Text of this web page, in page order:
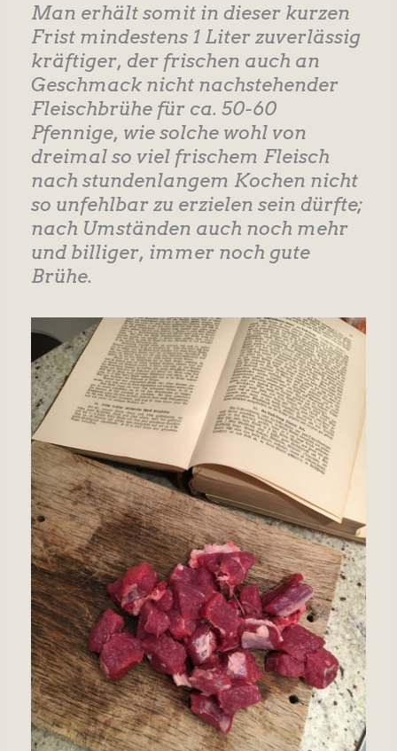
Man erhält somit in dieser kurzen
Frist mindestens 1 Liter zuverlässig
kräftiger, der frischen auch an
Geschmack nicht nachstehender
Fleischbrühe für ca. 50-60
Pfennige, wie solche wohl von
dreimal so viel frischem Fleisch
nach stundenlangem Kochen nicht
so unfehlbar zu erzielen sein dürfte;
nach Umständen auch noch mehr
und billiger, immer noch gute
Brühe.